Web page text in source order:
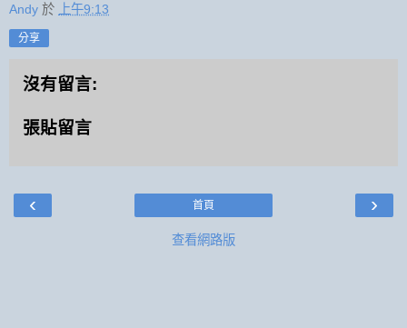
Andy 於 上午9:13
分享
沒有留言:
張貼留言
‹ ›
首頁
查看網路版